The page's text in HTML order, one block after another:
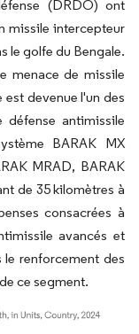
(DRDO) ont
missile intercepteur
le golfe du Bengale.
menace de missile
devenue l'un des
antimissile
BARAK MX
MRAD, BARAK
de 35 kilomètres à
consacrées à
avancés et
renforcement des
ce segment.